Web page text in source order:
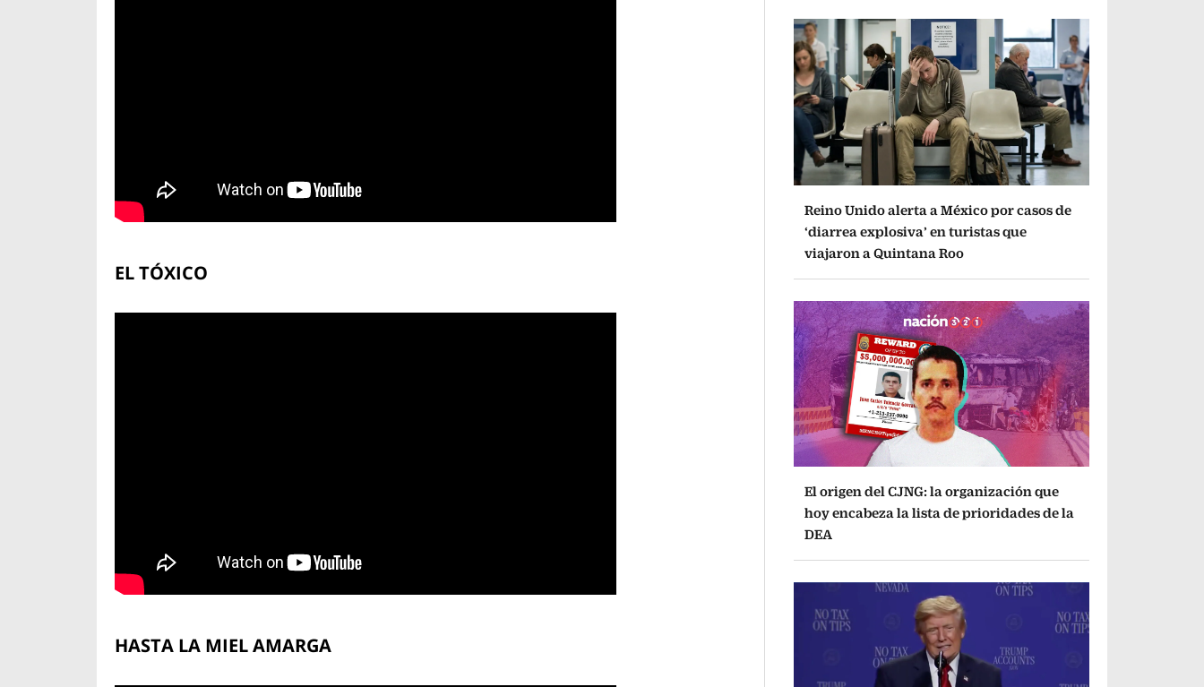
EL TÓXICO
HASTA LA MIEL AMARGA
Reino Unido alerta a México por casos de
‘diarrea explosiva’ en turistas que
viajaron a Quintana Roo
El origen del CJNG: la organización que
hoy encabeza la lista de prioridades de la
DEA